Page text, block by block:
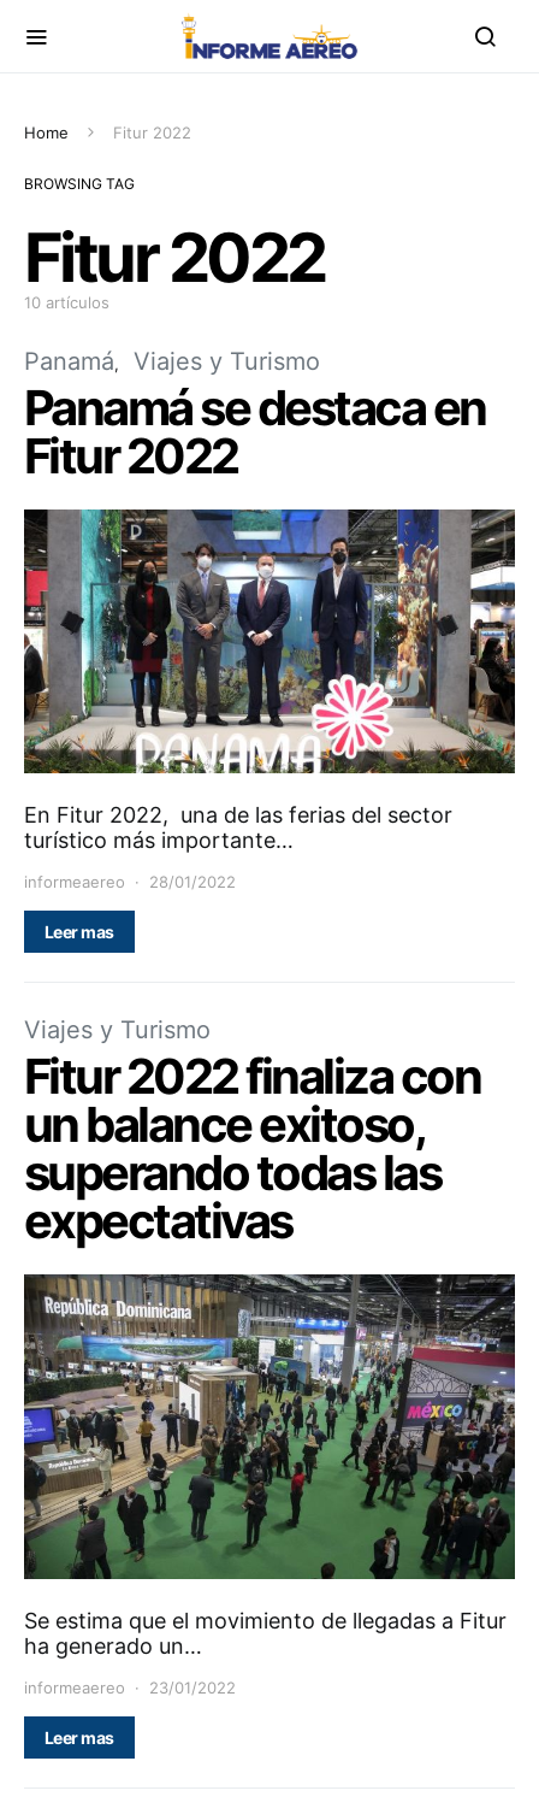
Home Fitur 2022
BROWSING TAG
Fitur 2022
10 artículos
Panamá Viajes y Turismo
Panamá se destaca en
Fitur 2022
En Fitur 2022, una de las ferias del sector
turístico más importante…
informeaereo 28/01/2022
Leer mas
Viajes y Turismo
Fitur 2022 finaliza con
un balance exitoso,
superando todas las
expectativas
Se estima que el movimiento de llegadas a Fitur
ha generado un…
informeaereo 23/01/2022
Leer mas